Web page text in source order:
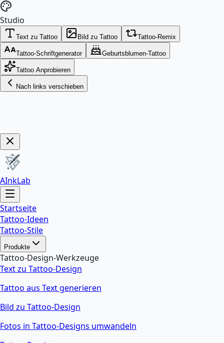
Studio
Text zu Tattoo Bild zu Tattoo Tattoo-Remix
Tattoo-Schriftgenerator Geburtsblumen-Tattoo
Tattoo Anprobieren
Nach links verschieben
Jetzt Sichern!
AInkLab
Startseite
Tattoo-Ideen
Tattoo-Stile
Produkte
Tattoo-Design-Werkzeuge
Text zu Tattoo-Design
Tattoo aus Text generieren
Bild zu Tattoo-Design
Fotos in Tattoo-Designs umwandeln